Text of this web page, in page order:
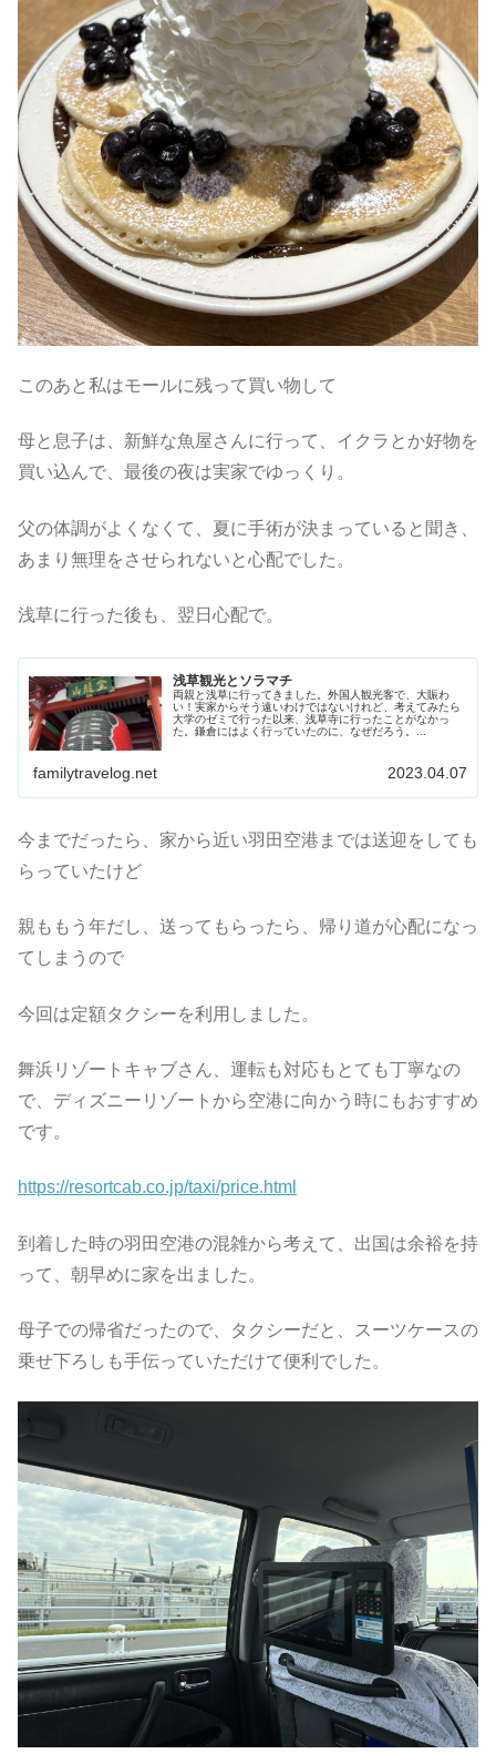
このあと私はモールに残って買い物して
母と息子は、新鮮な魚屋さんに行って、イクラとか好物を
買い込んで、最後の夜は実家でゆっくり。
父の体調がよくなくて、夏に手術が決まっていると聞き、
あまり無理をさせられないと心配でした。
浅草に行った後も、翌日心配で。
浅草観光とソラマチ
両親と浅草に行ってきました。外国人観光客で、大賑わ
い！実家からそう遠いわけではないけれど、考えてみたら
大学のゼミで行った以来、浅草寺に行ったことがなかっ
た。鎌倉にはよく行っていたのに、なぜだろう。...
familytravelog.net 2023.04.07
今までだったら、家から近い羽田空港までは送迎をしても
らっていたけど
親ももう年だし、送ってもらったら、帰り道が心配になっ
てしまうので
今回は定額タクシーを利用しました。
舞浜リゾートキャブさん、運転も対応もとても丁寧なの
で、ディズニーリゾートから空港に向かう時にもおすすめ
です。
https://resortcab.co.jp/taxi/price.html
到着した時の羽田空港の混雑から考えて、出国は余裕を持
って、朝早めに家を出ました。
母子での帰省だったので、タクシーだと、スーツケースの
乗せ下ろしも手伝っていただけて便利でした。